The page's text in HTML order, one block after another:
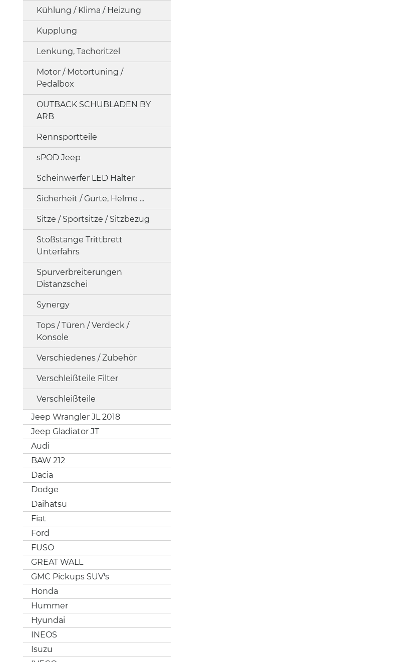
Kühlung / Klima / Heizung
Kupplung
Lenkung, Tachoritzel
Motor / Motortuning /
Pedalbox
OUTBACK SCHUBLADEN BY
ARB
Rennsportteile
sPOD Jeep
Scheinwerfer LED Halter
Sicherheit / Gurte, Helme ...
Sitze / Sportsitze / Sitzbezug
Stoßstange Trittbrett
Unterfahrs
Spurverbreiterungen
Distanzschei
Synergy
Tops / Türen / Verdeck /
Konsole
Verschiedenes / Zubehör
Verschleißteile Filter
Verschleißteile
Jeep Wrangler JL 2018
Jeep Gladiator JT
Audi
BAW 212
Dacia
Dodge
Daihatsu
Fiat
Ford
FUSO
GREAT WALL
GMC Pickups SUV's
Honda
Hummer
Hyundai
INEOS
Isuzu